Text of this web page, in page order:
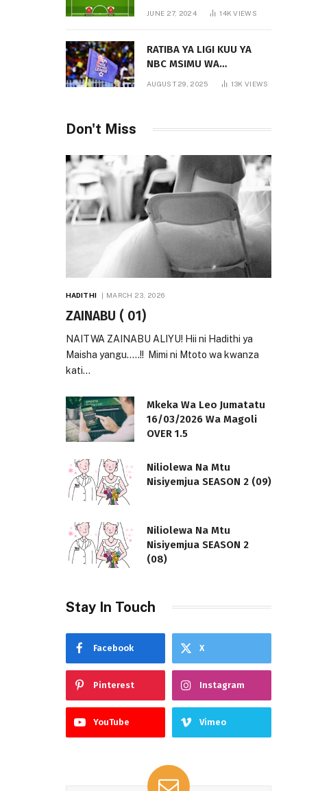
JUNE 27, 2024 14KVIEWS
RATIBA YA LIGI KUU YA
NBC MSIMU WA
AUGUST 29, 2025 13KVIEWS
Don't Miss
HADITHI MARCH 23, 2026
ZAINABU ( 01)
NAITWA ZAINABU ALIYU! Hii ni Hadithi ya
Maisha yangu…..!! Mimi ni Mtoto wa kwanza
kati…
Mkeka Wa Leo Jumatatu
16/03/2026 Wa Magoli
OVER 1.5
Niliolewa Na Mtu
Nisiyemjua SEASON 2 (09)
Niliolewa Na Mtu
Nisiyemjua SEASON 2
(08)
Stay In Touch
Facebook X
Pinterest Instagram
YouTube Vimeo